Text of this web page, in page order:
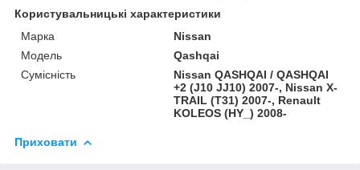
Користувальницькі характеристики
Марка
Nissan
Модель
Qashqai
Сумісність
Nissan QASHQAI / QASHQAI
+2 (J10 JJ10) 2007-, Nissan X-
TRAIL (T31) 2007-, Renault
KOLEOS (HY_) 2008-
Приховати